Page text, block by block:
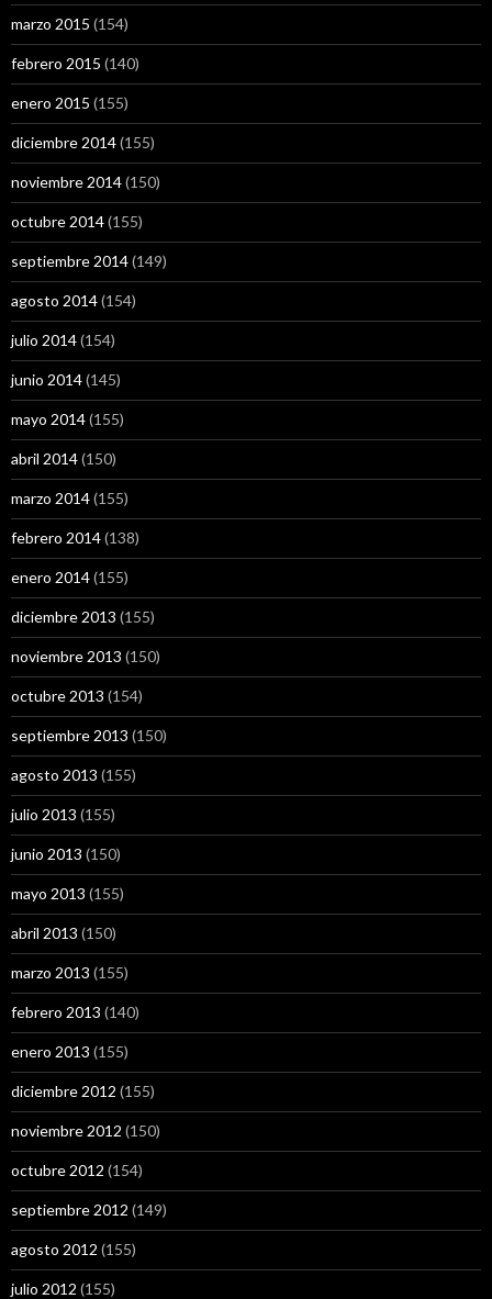
marzo 2015 (154)
febrero 2015 (140)
enero 2015 (155)
diciembre 2014(155)
noviembre 2014(150)
octubre 2014(155)
septiembre 2014(149)
agosto 2014(154)
julio 2014(154)
junio 2014(145)
mayo 2014(155)
abril 2014(150)
marzo 2014(155)
febrero 2014(138)
enero 2014(155)
diciembre 2013 (155)
noviembre 2013 (150)
octubre 2013 (154)
septiembre 2013 (150)
agosto 2013 (155)
julio 2013 (155)
junio 2013 (150)
mayo 2013 (155)
abril 2013 (150)
marzo 2013 (155)
febrero 2013 (140)
enero 2013 (155)
diciembre 2012 (155)
noviembre 2012 (150)
octubre 2012 (154)
septiembre 2012 (149)
agosto 2012 (155)
julio 2012 (155)